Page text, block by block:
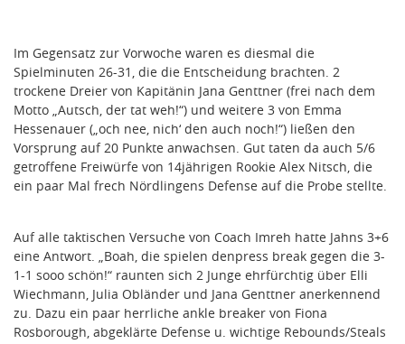
Im Gegensatz zur Vorwoche waren es diesmal die
Spielminuten 26-31, die die Entscheidung brachten. 2
trockene Dreier von Kapitänin Jana Genttner (frei nach dem
Motto „Autsch, der tat weh!“) und weitere 3 von Emma
Hessenauer („och nee, nich‘ den auch noch!“) ließen den
Vorsprung auf 20 Punkte anwachsen. Gut taten da auch 5/6
getroffene Freiwürfe von 14jährigen Rookie Alex Nitsch, die
ein paar Mal frech Nördlingens Defense auf die Probe stellte.
Auf alle taktischen Versuche von Coach Imreh hatte Jahns 3+6
eine Antwort. „Boah, die spielen denpress break gegen die 3-
1-1 sooo schön!“ raunten sich 2 Junge ehrfürchtig über Elli
Wiechmann, Julia Obländer und Jana Genttner anerkennend
zu. Dazu ein paar herrliche ankle breaker von Fiona
Rosborough, abgeklärte Defense u. wichtige Rebounds/Steals